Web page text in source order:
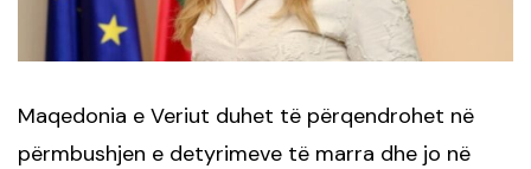
Maqedonia e Veriut duhet të përqendrohet në
përmbushjen e detyrimeve të marra dhe jo në